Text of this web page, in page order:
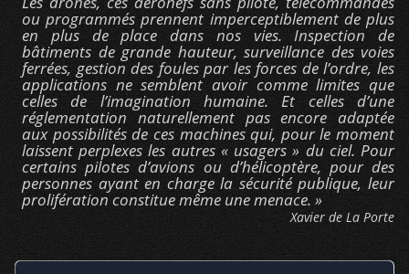
ou programmés prennent imperceptiblement de plus
en plus de place dans nos vies. Inspection de
bâtiments de grande hauteur, surveillance des voies
ferrées, gestion des foules par les forces de l’ordre, les
applications ne semblent avoir comme limites que
celles de l’imagination humaine. Et celles d’une
réglementation naturellement pas encore adaptée
aux possibilités de ces machines qui, pour le moment
laissent perplexes les autres « usagers » du ciel. Pour
certains pilotes d’avions ou d’hélicoptère, pour des
personnes ayant en charge la sécurité publique, leur
prolifération constitue même une menace. »
Xavier de La Porte